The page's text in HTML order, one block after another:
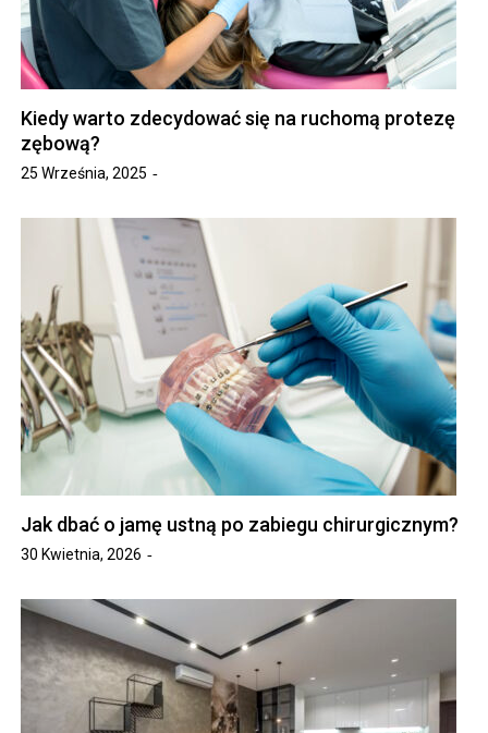
Kiedy warto zdecydować się na ruchomą protezę
zębową?
25 Września, 2025
Jak dbać o jamę ustną po zabiegu chirurgicznym?
30 Kwietnia, 2026